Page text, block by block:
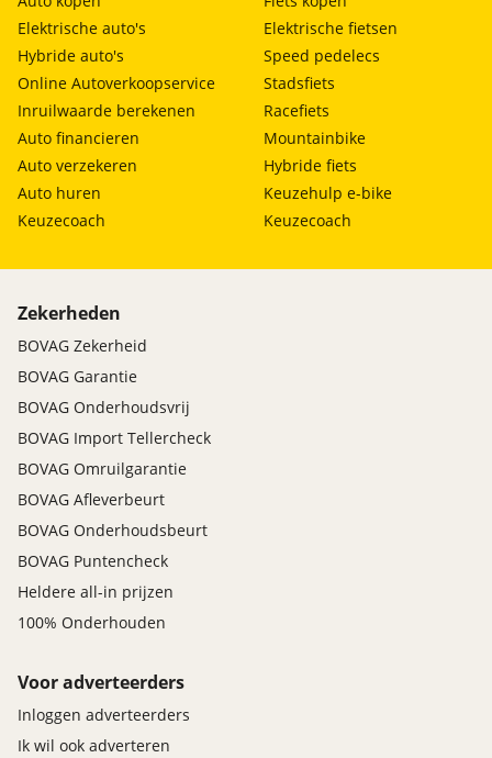
Elektrische auto's
Hybride auto's
Online Autoverkoopservice
Inruilwaarde berekenen
Auto financieren
Auto verzekeren
Auto huren
Keuzecoach
Elektrische fietsen
Speed pedelecs
Stadsfiets
Racefiets
Mountainbike
Hybride fiets
Keuzehulp e-bike
Keuzecoach
Zekerheden
BOVAG Zekerheid
BOVAG Garantie
BOVAG Onderhoudsvrij
BOVAG Import Tellercheck
BOVAG Omruilgarantie
BOVAG Afleverbeurt
BOVAG Onderhoudsbeurt
BOVAG Puntencheck
Heldere all-in prijzen
100% Onderhouden
Voor adverteerders
Inloggen adverteerders
Ik wil ook adverteren